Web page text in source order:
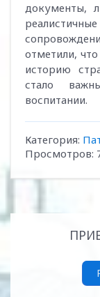
документы,
отметили,
историю
стало
воспитании.
Категория:
Просмотров: